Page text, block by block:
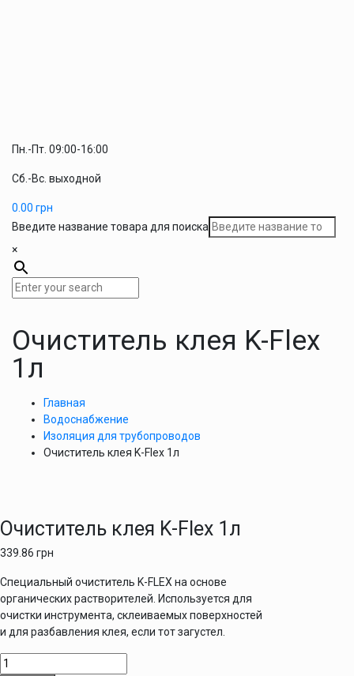
Пн.-Пт. 09:00-16:00
Сб.-Вс. выходной
0.00 грн
Введите название товара для поиска
×
Очиститель клея K-Flex
1л
Главная
Водоснабжение
Изоляция для трубопроводов
Очиститель клея K-Flex 1л
Очиститель клея K-Flex 1л
339.86 грн
Специальный очиститель K-FLEX на основе
органических растворителей. Используется для
очистки инструмента, склеиваемых поверхностей
и для разбавления клея, если тот загустел.
Количество